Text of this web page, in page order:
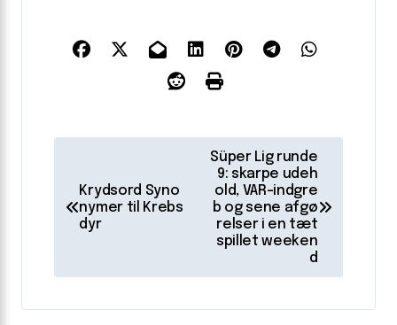
d
Krydsord Syno
nymer til Krebs
dyr
Süper Lig runde
9: skarpe udeh
old, VAR-indgre
b og sene afgø
relser i en tæt
spillet weeken
d